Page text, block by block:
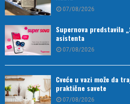
07/08/2026
Supernova predstavila
asistenta
07/08/2026
Cveće u vazi može da
praktične savete
07/08/2026